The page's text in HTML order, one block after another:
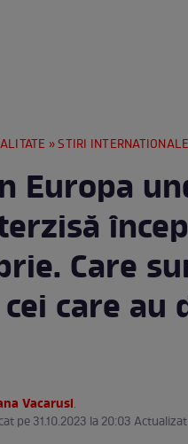
»STIRI INTERNATIONALE
Europa
Care
care au
Vacarusi.
pe 31.10.2023 la 20:03